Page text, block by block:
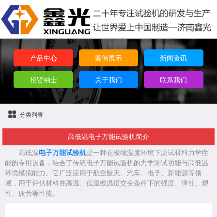
产品中心 案例展示 新闻资讯
招贤纳士 关于我们 联系我们
分类列表
高低温电子万能试验机简介
高低温电子万能试验机是一种在极端温度环境下测试材料力学性
能的专用设备，结合了传统电子万能试验机的力学测试功能与高低温
环境模拟能力。它广泛应用于航空航天、汽车、电子、新能源等领
域，用于评估材料在高温、低温或温度交变条件下的强度、弹性、塑
性、疲劳等性能。